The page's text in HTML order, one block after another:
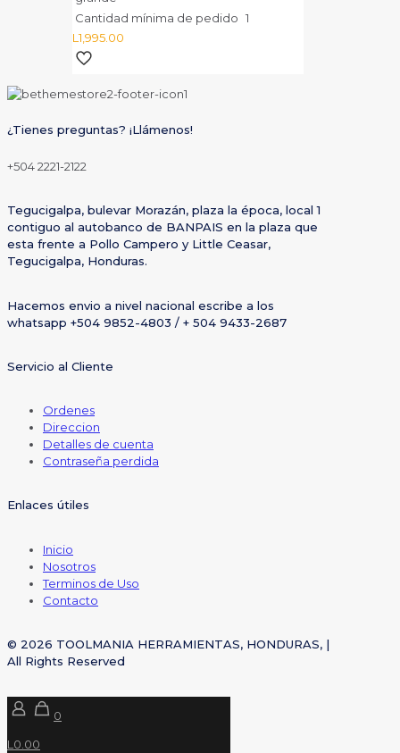
Cantidad mínima de pedido 1
L1,995.00
¿Tienes preguntas? ¡Llámenos!
+504 2221-2122
Tegucigalpa, bulevar Morazán, plaza la época, local 1
contiguo al autobanco de BANPAIS en la plaza que
esta frente a Pollo Campero y Little Ceasar,
Tegucigalpa, Honduras.
Hacemos envio a nivel nacional escribe a los
whatsapp +504 9852-4803 / + 504 9433-2687
Servicio al Cliente
Ordenes
Direccion
Detalles de cuenta
Contraseña perdida
Enlaces útiles
Inicio
Nosotros
Terminos de Uso
Contacto
© 2026 TOOLMANIA HERRAMIENTAS, HONDURAS, |
All Rights Reserved
0
L0.00